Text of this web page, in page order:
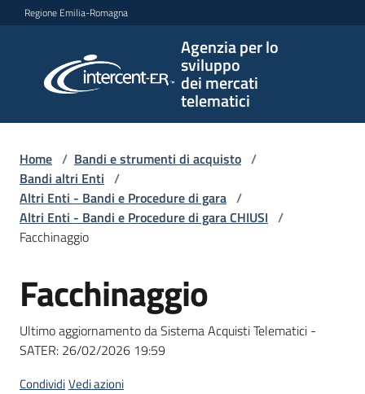
Vai al contenuto
Vai alla navigazione
Vai al footer
Regione Emilia-Romagna
Agenzia per lo
sviluppo
dei mercati
telematici
per lo
sviluppo
telematici
L'Agenzia
Bandi
strumenti
di
acquisto
Home / Bandi e strumenti di acquisto /
Bandi altri Enti /
Altri Enti - Bandi e Procedure di gara /
Altri Enti - Bandi e Procedure di gara CHIUSI /
Facchinaggio
Salta al contenuto
Facchinaggio
Ultimo aggiornamento da Sistema Acquisti Telematici -
SATER: 26/02/2026 19:59
CondividiVedi azioni